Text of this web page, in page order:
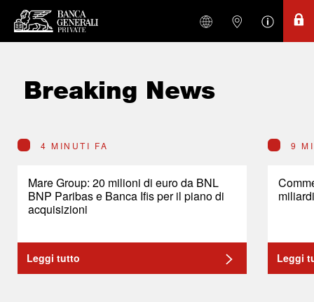
Breaking News
4 MINUTI FA
Mare Group: 20 milioni di euro da BNL
BNP Paribas e Banca Ifis per il piano di
acquisizioni
Leggi tutto
9
Leggi